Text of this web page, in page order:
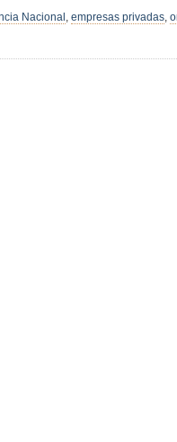
Nacional , empresas privadas,